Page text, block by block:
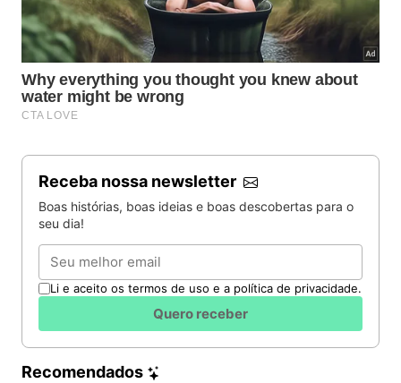
Receba nossa newsletter
Boas histórias, boas ideias e boas descobertas para o
seu dia!
Email
Li e aceito os termos de uso e a política de privacidade.
Quero receber
Recomendados